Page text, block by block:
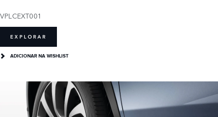
VPLCEXT001
EXPLORAR
ADICIONAR NA WISHLIST